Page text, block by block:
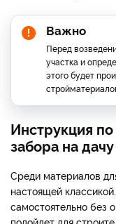
Важно
Перед
участка и
этого будет
Инструкция
забора на
Среди материалов
настоящей
самостоятельно без